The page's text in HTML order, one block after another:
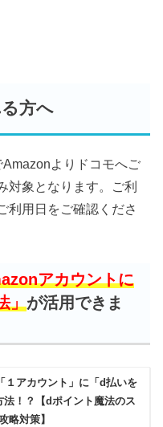
方へ
よりドコモへご
対象となります。ご利
利用日をご確認くださ
アカウントに
」が活用できま
１アカウント」に「d払いを
法！？【dポイント魔法のス
略対策】